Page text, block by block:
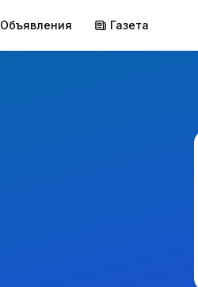
Объявления Газета